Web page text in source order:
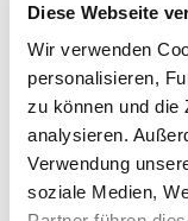
Diese Webseite
Wir verwenden
personalisieren,
zu können und die
analysieren.
Verwendung
soziale Medien,
September
eingekleidet.
„Wendelin“.
Regensburger
von Schneid
Straubing